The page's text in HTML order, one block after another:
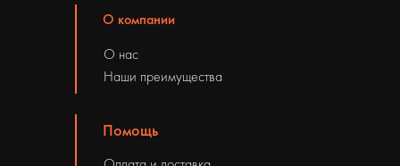
О компании
О нас
Наши преимущества
Помощь